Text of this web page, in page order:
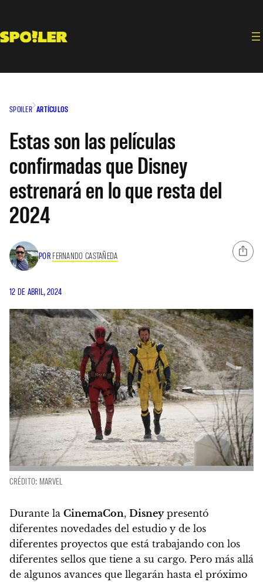
contenido
SPOILER ARTÍCULOS
Estas son las películas
confirmadas que Disney
estrenará en lo que resta del
2024
POR FERNANDO CASTAÑEDA
12 DE ABRIL, 2024
CRÉDITO: MARVEL
Durante la CinemaCon, Disneypresentó
diferentes novedades del estudio y de los
diferentes proyectos que está trabajando con los
diferentes sellos que tiene a su cargo. Pero más allá
de algunos avances que llegarán hasta el próximo